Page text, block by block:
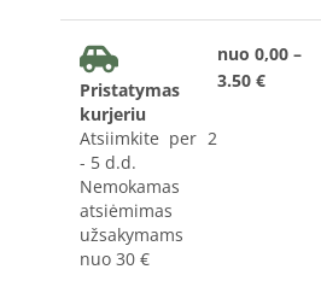
Pristatymas
kurjeriu
Atsiimkite per 2
- 5 d.d.
Nemokamas
atsiėmimas
užsakymams
nuo 30 €
nuo 0,00 –
3.50 €